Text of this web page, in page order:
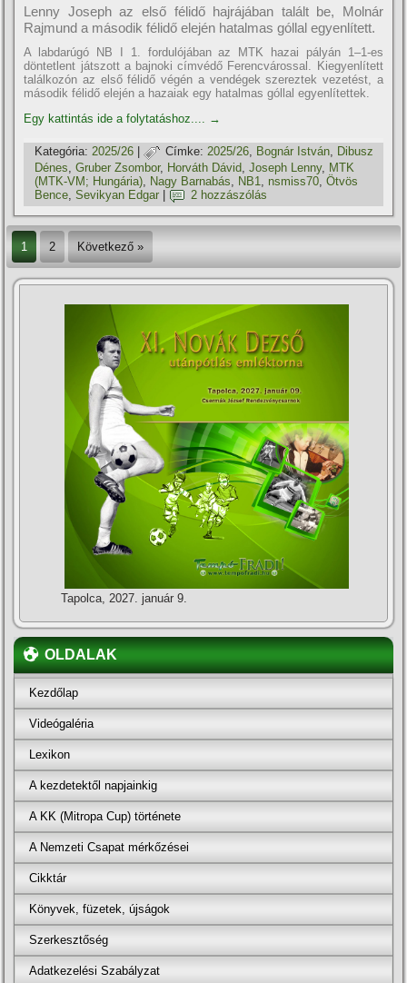
Lenny Joseph az első félidő hajrájában talált be, Molnár
Rajmund a második félidő elején hatalmas góllal egyenlített.
A labdarúgó NB I 1. fordulójában az MTK hazai pályán 1–1-es
döntetlent játszott a bajnoki címvédő Ferencvárossal. Kiegyenlített
találkozón az első félidő végén a vendégek szereztek vezetést, a
második félidő elején a hazaiak egy hatalmas góllal egyenlítettek.
Egy kattintás ide a folytatáshoz....
→
Kategória: 2025/26 | Címke: 2025/26, Bognár István, Dibusz
Dénes ,Gruber Zsombor, Horváth Dávid ,Joseph Lenny, MTK
(MTK-VM; Hungária)
Nagy Barnabás NB1 nsmiss70 ,Ötvös
Bence,Sevikyan Edgar 2 hozzászólás
1 2 Következő »
Tapolca, 2027. január 9.
OLDALAK
Kezdőlap
Videógaléria
Lexikon
A kezdetektől napjainkig
A KK (Mitropa Cup) története
A Nemzeti Csapat mérkőzései
Cikktár
Könyvek, füzetek, újságok
Szerkesztőség
Adatkezelési Szabályzat